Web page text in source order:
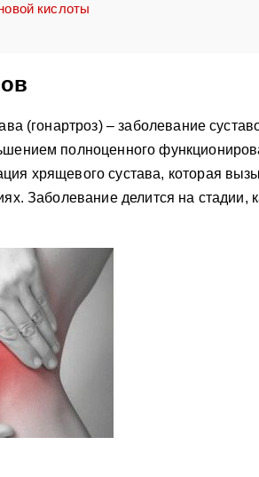
кислоты
(гонартроз) – заболевание
полноценного
хрящевого сустава, которая
Заболевание делится на стадии,